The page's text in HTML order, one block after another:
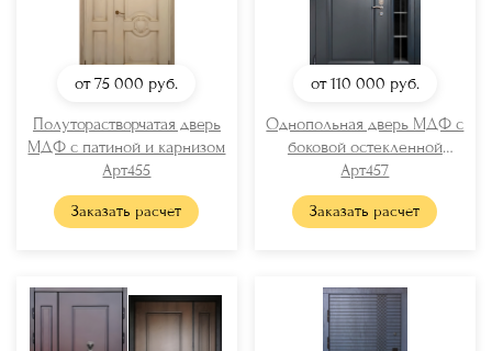
от 75 000 руб.
Полуторастворчатая дверь
МДФ с патиной и карнизом
Арт455
Заказать расчет
от 110 000 руб.
Однопольная дверь МДФ с
боковой остекленной
вставкой
Арт457
Заказать расчет